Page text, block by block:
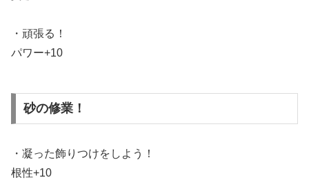
・頑張る！
パワー+10
砂の修業！
・凝った飾りつけをしよう！
根性+10